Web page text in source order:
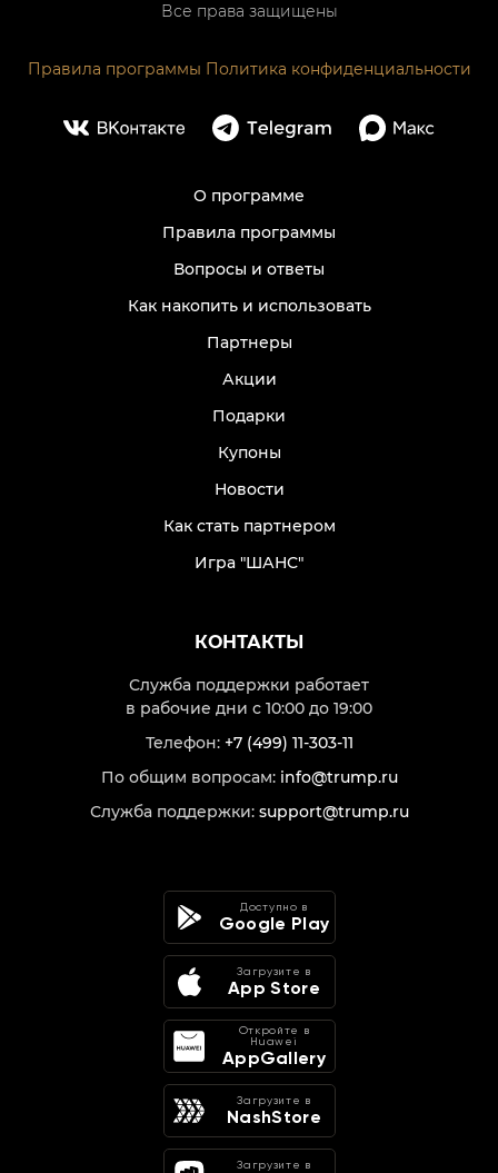
Все права защищены
Правила программы Политика конфиденциальности
О программе
Правила программы
Вопросы и ответы
Как накопить и использовать
Партнеры
Акции
Подарки
Купоны
Новости
Как стать партнером
Игра "ШАНС"
КОНТАКТЫ
Служба поддержки работает
в рабочие дни с 10:00 до 19:00
Телефон: +7 (499) 11-303-11
По общим вопросам: info@trump.ru
Служба поддержки: support@trump.ru
Доступно в
Google Play
Загрузите в
App Store
Откройте в
Huawei
AppGallery
Загрузите в
NashStore
Загрузите в